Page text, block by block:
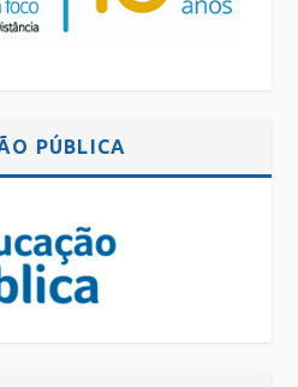
PÚBLICA